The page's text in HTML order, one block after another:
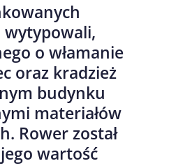
wytypowali,
o włamanie
oraz kradzież
budynku
materiałów
Rower został
wartość